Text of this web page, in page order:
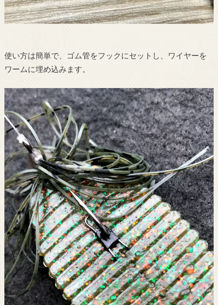
使い方は簡単で、ゴム管をフックにセットし、ワイヤーを
ワームに埋め込みます。